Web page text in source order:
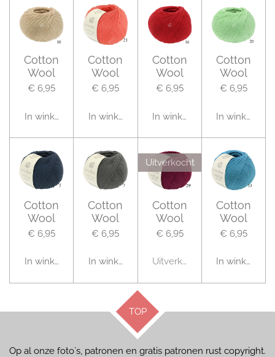
Cotton
Wool
€ 6,95
In winkelwagen
Cotton
Wool
€ 6,95
In winkelwagen
Cotton
Wool
€ 6,95
In winkelwagen
Cotton
Wool
€ 6,95
In
Cotton
Wool
€ 6,95
In winkelwagen
Cotton
Wool
€ 6,95
In winkelwagen
Uitverkocht
Cotton
Wool
€ 6,95
Uitverkocht
Cotton
Wool
€ 6,95
In
TOP
Op al onze foto`s, patronen en gratis patronen rust copyright.